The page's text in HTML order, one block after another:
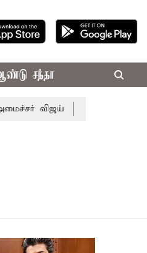
சந்தா
விஜய் தமிழக அரசியலில்